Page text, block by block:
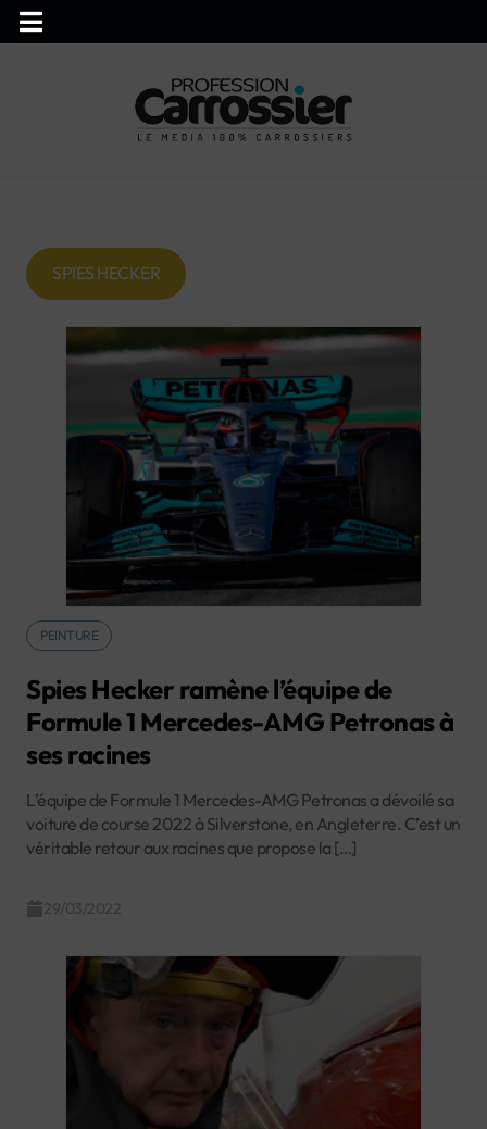
SPIES HECKER
PEINTURE
Spies Hecker ramène l’équipe de
Formule 1 Mercedes-AMG Petronas à
ses racines
L’équipe de Formule 1 Mercedes-AMG Petronas a dévoilé sa
voiture de course 2022 à Silverstone, en Angleterre. C’est un
véritable retour aux racines que propose la […]